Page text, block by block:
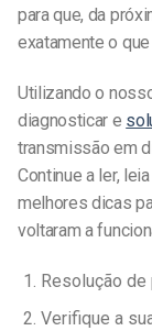
para que, da
exatamente o
Utilizando o
diagnosticar e
transmissão em
Continue a ler,
melhores dicas
voltaram a
Resolução
Verifique a